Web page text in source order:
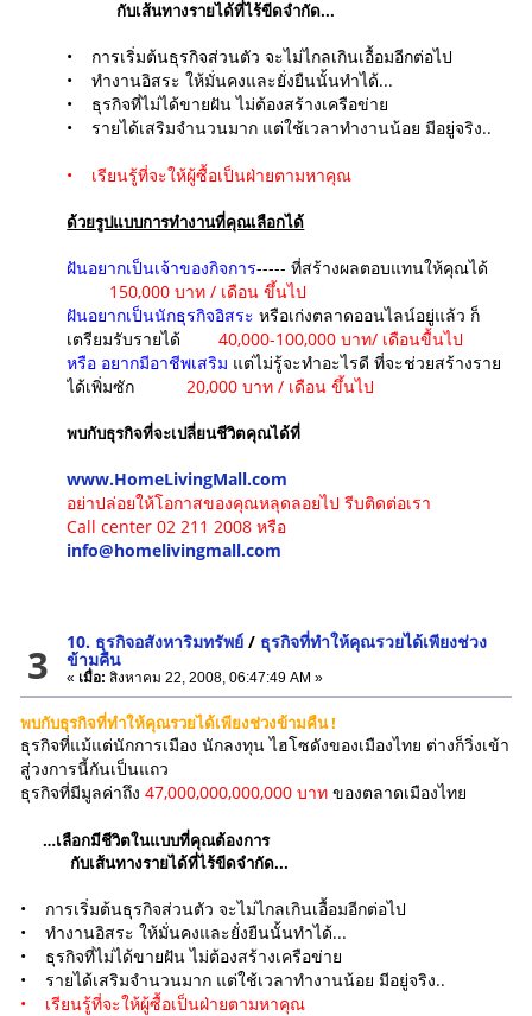
กับเส้นทางรายได้ที่ไร้ขีดจำกัด...
• การเริ่มต้นธุรกิจส่วนตัว จะไม่ไกลเกินเอื้อมอีกต่อไป
• ทำงานอิสระ ให้มั่นคงและยั่งยืนนั้นทำได้...
• ธุรกิจที่ไม่ได้ขายฝัน ไม่ต้องสร้างเครือข่าย
• รายได้เสริมจำนวนมาก แต่ใช้เวลาทำงานน้อย มีอยู่จริง..
• เรียนรู้ที่จะให้ผู้ซื้อเป็นฝ่ายตามหาคุณ
ด้วยรูปแบบการทำงานที่คุณเลือกได้
ฝันอยากเป็นเจ้าของกิจการ----- ที่สร้างผลตอบแทนให้คุณได้
150,000 บาท / เดือน ขึ้นไป
ฝันอยากเป็นนักธุรกิจอิสระหรือเก่งตลาดออนไลน์อยู่แล้ว ก็
เตรียมรับรายได้40,000-100,000 บาท/ เดือนขื้นไป
หรือ อยากมีอาชีพเสริม แต่ไม่รู้จะทำอะไรดี ที่จะช่วยสร้างราย
ได้เพิ่มซัก
20,000 บาท / เดือน ขึ้นไป
พบกับธุรกิจที่จะเปลี่ยนชีวิตคุณได้ที่
www.HomeLivingMall.com
อย่าปล่อยให้โอกาสของคุณหลุดลอยไป รีบติดต่อเรา
Call center 02 211 2008 หรือ
info@homelivingmall.com
3 10. ธุรกิจอสังหาริมทรัพย์ / ธุรกิจที่ทำให้คุณรวยได้เพียงช่วง
ข้ามคืน
« เมื่อ: สิงหาคม 22, 2008, 06:47:49 AM »
พบกับธุรกิจที่ทำให้คุณรวยได้เพียงช่วงข้ามคืน !
ธุรกิจที่แม้แต่นักการเมือง นักลงทุน ไฮโซดังของเมืองไทย ต่างก็วิ่งเข้า
สู่วงการนี้กันเป็นแถว
ธุรกิจที่มีมูลค่าถึง 47,000,000,000,000 บาท ของตลาดเมืองไทย
…เลือกมีชีวิตในแบบที่คุณต้องการ
กับเส้นทางรายได้ที่ไร้ขีดจำกัด...
• การเริ่มต้นธุรกิจส่วนตัว จะไม่ไกลเกินเอื้อมอีกต่อไป
• ทำงานอิสระ ให้มั่นคงและยั่งยืนนั้นทำได้...
• ธุรกิจที่ไม่ได้ขายฝัน ไม่ต้องสร้างเครือข่าย
• รายได้เสริมจำนวนมาก แต่ใช้เวลาทำงานน้อย มีอยู่จริง..
• เรียนรู้ที่จะให้ผู้ซื้อเป็นฝ่ายตามหาคุณ